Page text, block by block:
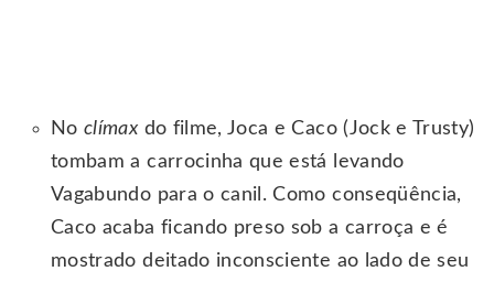
Noclímax do filme, Joca e Caco (Jock e Trusty)
tombam a carrocinha que está levando
Vagabundo para o canil. Como conseqüência,
Caco acaba ficando preso sob a carroça e é
mostrado deitado inconsciente ao lado de seu